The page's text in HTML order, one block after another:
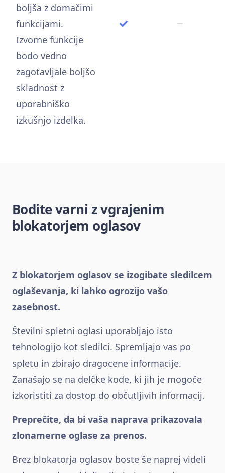
boljša z domačimi
funkcijami.
Izvorne funkcije
bodo vedno
zagotavljale boljšo
skladnost z
uporabniško
izkušnjo izdelka.
Bodite varni z vgrajenim
blokatorjem oglasov
Z blokatorjem oglasov se izogibate sledilcem
oglaševanja, ki lahko ogrozijo vašo
zasebnost.
Številni spletni oglasi uporabljajo isto
tehnologijo kot sledilci. Spremljajo vas po
spletu in zbirajo dragocene informacije.
Zanašajo se na delčke kode, ki jih je mogoče
izkoristiti za dostop do občutljivih informacij.
Preprečite, da bi vaša naprava prikazovala
zlonamerne oglase za prenos.
Brez blokatorja oglasov boste še naprej videli